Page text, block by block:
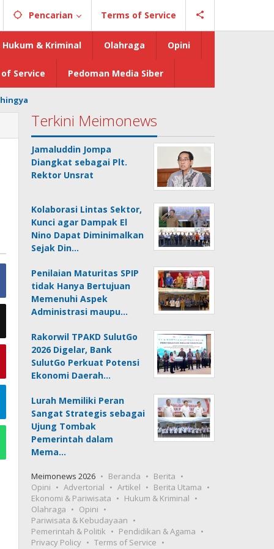
Pencarian Terms of Service
Hukum & Kriminal Olahraga Opini
Service Pedoman Media Siber
Terkini Meimonews
Jamaluddin Jompa
Diangkat sebagai Plt.
Rektor Unsrat
Kolaborasi Lintas Sektor,
Kunci agar Dampak El
Nino Dapat Diminimalkan
Sejak Din…
Penilaian Maturitas SPIP
tidak Hanya Bertujuan
Memenuhi Aspek
Administrasi maupu…
Rakorwil TPAKD SulutGo
2026 Digelar, Bank
SulutGo Perkuat Potensi
Ekonomi Daerah…
Lurah Memiliki Peran
Sangat Strategis sebagai
Ujung Tombak
Pemerintah dalam
Mema…
Meimonews 2026 Beranda
Berita
Opini
Advertorial Artikel
Berita Utama
Ekonomi & Pariwisata
Hukum & Kriminal
Olahraga
Opini
Pariwisata & Kebudayaan
Pemerintah & Politik
Pendidikan & Agama
Privacy Policy
Terms of Service